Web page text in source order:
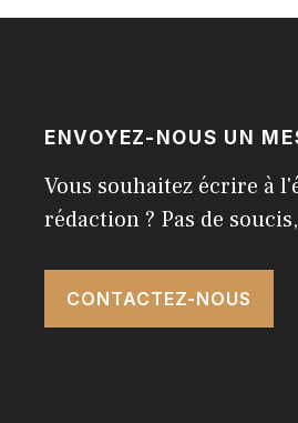
ENVOYEZ-NOUS UN
Vous souhaitez écrire à
rédaction ? Pas de
CONTACTEZ-NOUS